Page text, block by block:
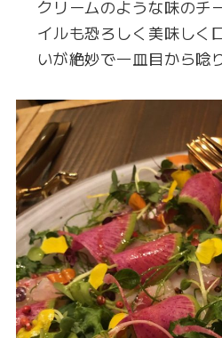
クリームのような味のチ
イルも恐ろしく美味しく
いが絶妙で一皿目から唸